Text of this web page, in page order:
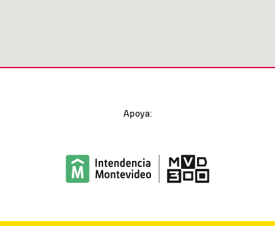
Apoya: